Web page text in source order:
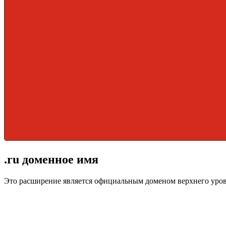
.ru доменное имя
Это расширение является официальным доменом верхнего